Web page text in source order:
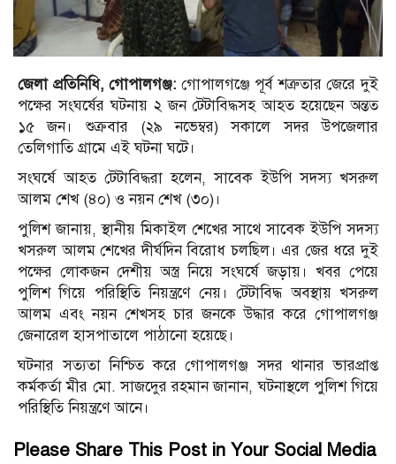
জেলা প্রতিনিধি, গোপালগঞ্জ: গোপালগঞ্জে পূর্ব শত্রুতার জেরে দুই
পক্ষের সংঘর্ষের ঘটনায় ২ জন টেটাবিদ্ধসহ আহত হয়েছেন অন্তত
১৫ জন। শুক্রবার (২৯ নভেম্বর) সকালে সদর উপজেলার
তেলিগাতি গ্রামে এই ঘটনা ঘটে।
সংঘর্ষে আহত টেটাবিদ্ধরা হলেন, সাবেক ইউপি সদস্য খসরুল
আলম শেখ (৪০) ও নয়ন শেখ (৩০)।
পুলিশ জানায়, স্থানীয় মিকাইল শেখের সাথে সাবেক ইউপি সদস্য
খসরুল আলম শেখের দীর্ঘদিন বিরোধ চলছিল। এর জের ধরে দুই
পক্ষের লোকজন দেশীয় অস্ত্র নিয়ে সংঘর্ষে জড়ায়। খবর পেয়ে
পুলিশ গিয়ে পরিস্থিতি নিয়ন্ত্রণে নেয়। টেটাবিদ্ধ অবস্থায় খসরুল
আলম এবং নয়ন শেখসহ চার জনকে উদ্ধার করে গোপালগঞ্জ
জেনারেল হাসপাতালে পাঠানো হয়েছে।
ঘটনার সত্যতা নিশ্চিত করে গোপালগঞ্জ সদর থানার ভারপ্রাপ্ত
কর্মকর্তা মীর মো. সাজদেুর রহমান জানান, ঘটনাস্থলে পুলিশ গিয়ে
পরিস্থিতি নিয়ন্ত্রণে আনে।
Please Share This Post in Your Social Media